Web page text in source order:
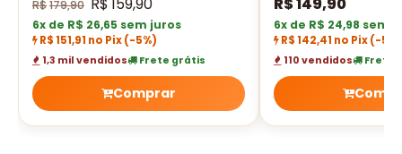
R$179,90
6x de R$ 26,65 sem juros
R$ 151,91 no Pix(-5%)
1,3 mil vendidos Frete grátis
Comprar
6x de R$ 24,98 sem
R$ 142,41 no Pix(-5%)
110 vendidos Frete